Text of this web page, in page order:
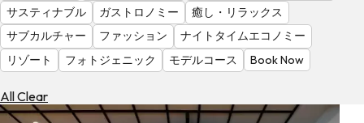
を
見
る
サスティナブル
ガストロノミー
癒し・リラックス
サブカルチャー
ファッション
ナイトタイムエコノミー
リゾート
フォトジェニック モデルコース Book Now
All Clear